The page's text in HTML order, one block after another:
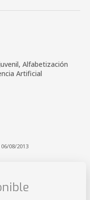
Alfabetización
Artificial
08/2013